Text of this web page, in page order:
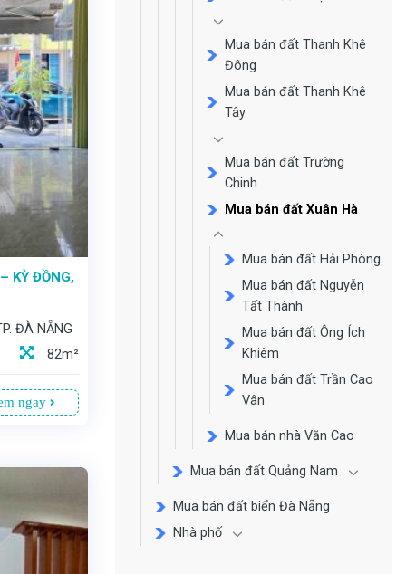
KỲ ĐỒNG,
ĐÀ NẴNG
82m²
ngay
Mua bán đất Thanh Khê
Đông
Mua bán đất Thanh Khê
Tây
Mua bán đất Trường
Chinh
Mua bán đất Xuân Hà
Mua bán đất Hải Phòng
Mua bán đất Nguyễn
Tất Thành
Mua bán đất Ông Ích
Khiêm
Mua bán đất Trần Cao
Vân
Mua bán nhà Văn Cao
Mua bán đất Quảng Nam
Mua bán đất biển Đà Nẵng
Nhà phố